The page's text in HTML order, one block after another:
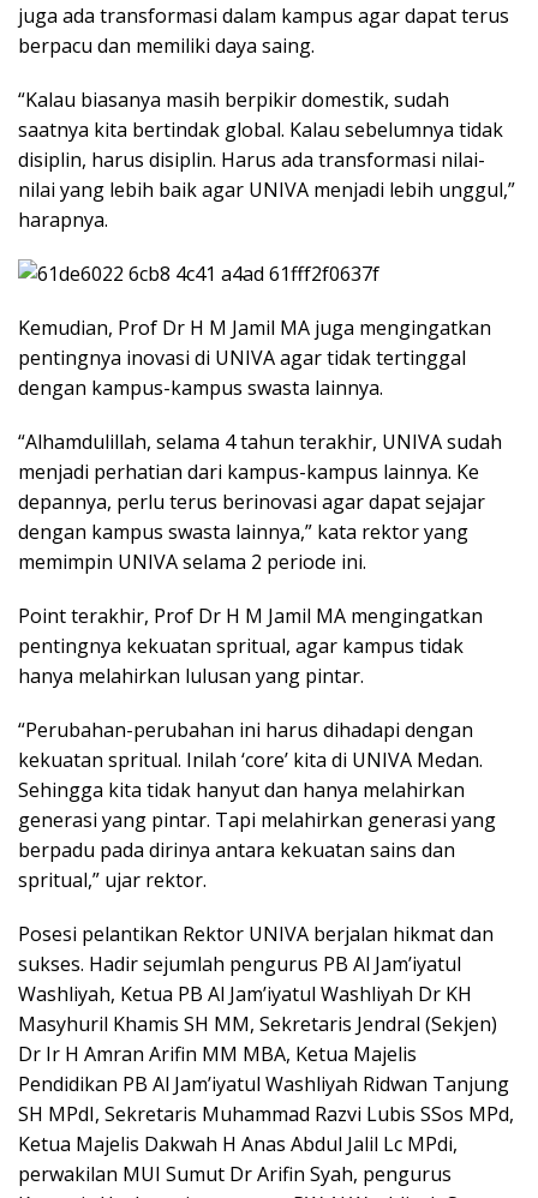
juga ada transformasi dalam kampus agar dapat terus
berpacu dan memiliki daya saing.
“Kalau biasanya masih berpikir domestik, sudah
saatnya kita bertindak global. Kalau sebelumnya tidak
disiplin, harus disiplin. Harus ada transformasi nilai-
nilai yang lebih baik agar UNIVA menjadi lebih unggul,”
harapnya.
Kemudian, Prof Dr H M Jamil MA juga mengingatkan
pentingnya inovasi di UNIVA agar tidak tertinggal
dengan kampus-kampus swasta lainnya.
“Alhamdulillah, selama 4 tahun terakhir, UNIVA sudah
menjadi perhatian dari kampus-kampus lainnya. Ke
depannya, perlu terus berinovasi agar dapat sejajar
dengan kampus swasta lainnya,” kata rektor yang
memimpin UNIVA selama 2 periode ini.
Point terakhir, Prof Dr H M Jamil MA mengingatkan
pentingnya kekuatan spritual, agar kampus tidak
hanya melahirkan lulusan yang pintar.
“Perubahan-perubahan ini harus dihadapi dengan
kekuatan spritual. Inilah ‘core’ kita di UNIVA Medan.
Sehingga kita tidak hanyut dan hanya melahirkan
generasi yang pintar. Tapi melahirkan generasi yang
berpadu pada dirinya antara kekuatan sains dan
spritual,” ujar rektor.
Posesi pelantikan Rektor UNIVA berjalan hikmat dan
sukses. Hadir sejumlah pengurus PB Al Jam’iyatul
Washliyah, Ketua PB Al Jam’iyatul Washliyah Dr KH
Masyhuril Khamis SH MM, Sekretaris Jendral (Sekjen)
Dr Ir H Amran Arifin MM MBA, Ketua Majelis
Pendidikan PB Al Jam’iyatul Washliyah Ridwan Tanjung
SH MPdI, Sekretaris Muhammad Razvi Lubis SSos MPd,
Ketua Majelis Dakwah H Anas Abdul Jalil Lc MPdi,
perwakilan MUI Sumut Dr Arifin Syah, pengurus